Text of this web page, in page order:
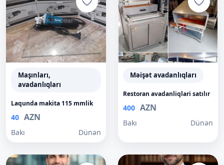
Maşınları,
avadanlıqları
Laqunda makita 115 mmlik
40 AZN
Bakı Dünən
Məişət avadanlıqları
Restoran avadanliqlari satılır
400 AZN
Bakı Dünən